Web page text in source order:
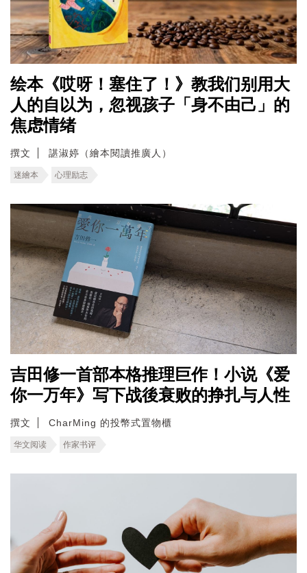
绘本《哎呀！塞住了！》教我们别用大
人的自以为，忽视孩子「身不由己」的
焦虑情绪
撰文 諶淑婷（繪本閱讀推廣人）
迷繪本 心理励志
吉田修一首部本格推理巨作！小说《爱
你一万年》写下战後衰败的挣扎与人性
撰文 CharMing 的投幣式置物櫃
华文阅读 作家书评